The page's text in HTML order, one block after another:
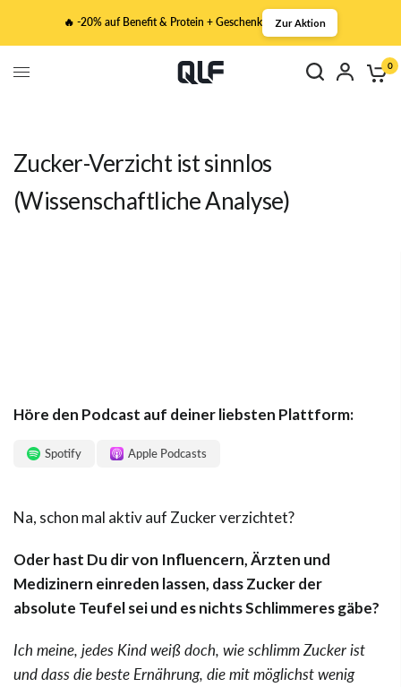
🔥 -20% auf Benefit & Protein + Geschenk Zur Aktion
0
Zucker-Verzicht ist sinnlos
(Wissenschaftliche Analyse)
Höre den Podcast auf deiner liebsten Plattform:
Spotify Apple Podcasts
Na, schon mal aktiv auf Zucker verzichtet?
Oder hast Du dir von Influencern, Ärzten und
Medizinern einreden lassen, dass Zucker der
absolute Teufel sei und es nichts Schlimmeres gäbe?
Ich meine, jedes Kind weiß doch, wie schlimm Zucker ist
und dass die beste Ernährung, die mit möglichst wenig